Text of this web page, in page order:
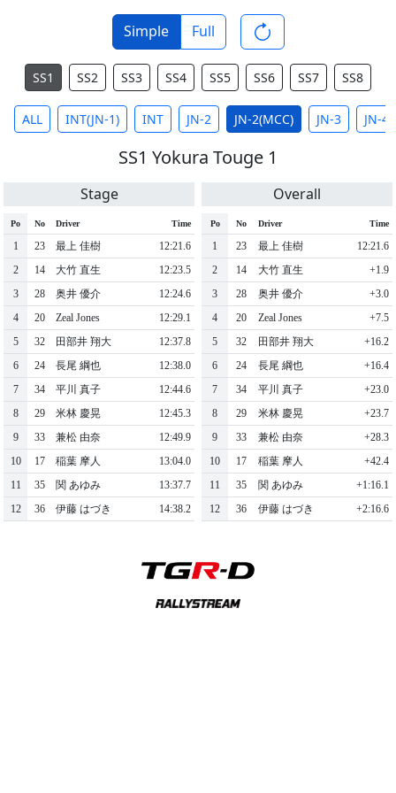
Simple Full
SS1 SS2 SS3 SS4 SS5 SS6 SS7 SS8
ALL INT(JN-1) INT JN-2 JN-2(MCC) JN-3 JN-4
SS1 Yokura Touge 1
Stage
Po No Driver Time
1 23 最上 佳樹
12:21.6
2
14 大竹 直生
12:23.5
3
28 奥井 優介
12:24.6
4
20 Zeal Jones
12:29.1
5
32 田部井 翔大
12:37.8
6
24 長尾 綱也
12:38.0
7
34 平川 真子
12:44.6
8
29 米林 慶晃
12:45.3
9
33 兼松 由奈
12:49.9
10
17 稲葉 摩人
13:04.0
11
35 関 あゆみ
13:37.7
12
36 伊藤 はづき 14:38.2
Overall
Po No Driver Time
1 23 最上 佳樹
12:21.6
2
14 大竹 直生
+1.9
3
28 奥井 優介
+3.0
4
20 Zeal Jones
+7.5
5
32 田部井 翔大
+16.2
6
24 長尾 綱也
+16.4
7
34 平川 真子
+23.0
8
29 米林 慶晃
+23.7
9
33 兼松 由奈
+28.3
10
17 稲葉 摩人
+42.4
11
35 関 あゆみ
+1:16.1
12
36 伊藤 はづき +2:16.6